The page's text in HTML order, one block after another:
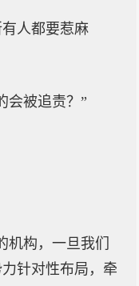
人都要惹麻
会被追责？”
机构，一旦我们
针对性布局，牵